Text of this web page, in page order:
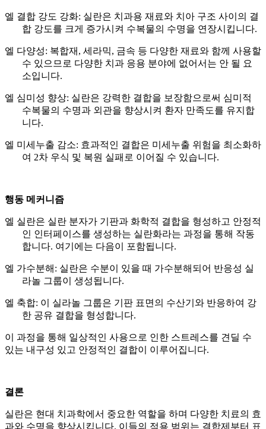
엘 결합 강도 강화: 실란은 치과용 재료와 치아 구조 사이의 결
합 강도를 크게 증가시켜 수복물의 수명을 연장시킵니다.
엘 다양성: 복합재, 세라믹, 금속 등 다양한 재료와 함께 사용할
수 있으므로 다양한 치과 응용 분야에 없어서는 안 될 요
소입니다.
엘 심미성 향상: 실란은 강력한 결합을 보장함으로써 심미적
수복물의 수명과 외관을 향상시켜 환자 만족도를 유지합
니다.
엘 미세누출 감소: 효과적인 결합은 미세누출 위험을 최소화하
여 2차 우식 및 복원 실패로 이어질 수 있습니다.
행동 메커니즘
엘 실란은 실란 분자가 기판과 화학적 결합을 형성하고 안정적
인 인터페이스를 생성하는 실란화라는 과정을 통해 작동
합니다. 여기에는 다음이 포함됩니다.
엘 가수분해: 실란은 수분이 있을 때 가수분해되어 반응성 실
라놀 그룹이 생성됩니다.
엘 축합: 이 실라놀 그룹은 기판 표면의 수산기와 반응하여 강
한 공유 결합을 형성합니다.
이 과정을 통해 일상적인 사용으로 인한 스트레스를 견딜 수
있는 내구성 있고 안정적인 결합이 이루어집니다.
결론
실란은 현대 치과학에서 중요한 역할을 하며 다양한 치료의 효
과와 수명을 향상시킵니다. 이들의 적용 범위는 결합제부터 표